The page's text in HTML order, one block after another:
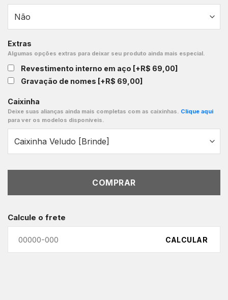
Extras
Algumas opções extras para deixar seu produto ainda mais especial.
Revestimento interno em aço [+R$ 69,00]
Gravação de nomes [+R$ 69,00]
Caixinha
Deixe suas alianças ainda mais completas com as caixinhas. Clique aqui
para ver os modelos disponíveis.
COMPRAR
Calcule o frete
CALCULAR